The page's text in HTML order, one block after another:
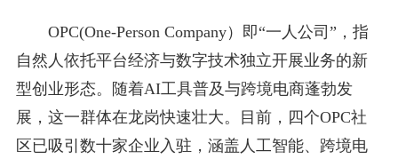
OPC(One-Person Company）即“一人公司”，指
自然人依托平台经济与数字技术独立开展业务的新
型创业形态。随着AI工具普及与跨境电商蓬勃发
展，这一群体在龙岗快速壮大。目前，四个OPC社
区已吸引数十家企业入驻，涵盖人工智能、跨境电